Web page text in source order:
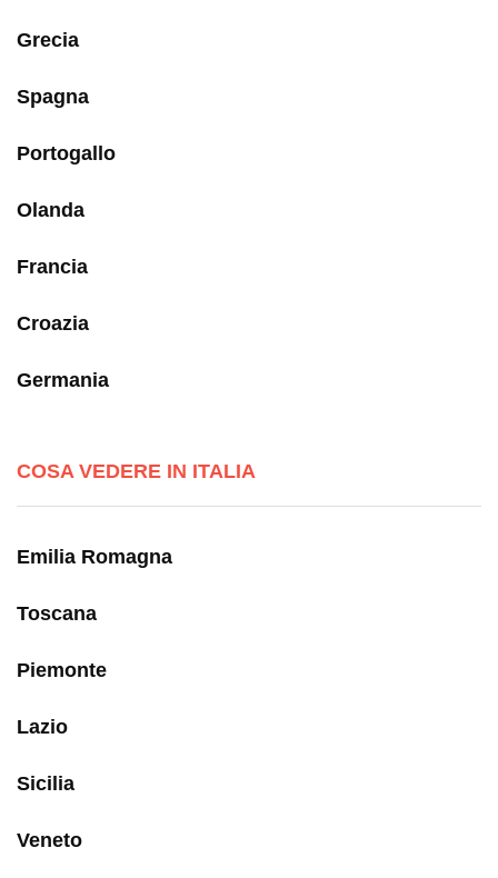
Grecia
Spagna
Portogallo
Olanda
Francia
Croazia
Germania
COSA VEDERE IN ITALIA
Emilia Romagna
Toscana
Piemonte
Lazio
Sicilia
Veneto